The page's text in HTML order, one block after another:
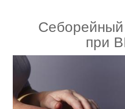
при